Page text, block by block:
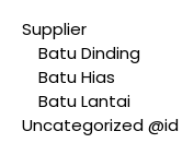
Supplier
Batu Dinding
Batu Hias
Batu Lantai
Uncategorized @id